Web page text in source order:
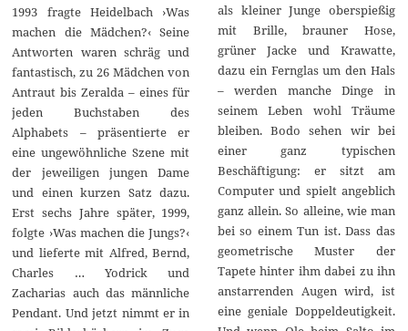
1993 fragte Heidelbach ›Was
machen die Mädchen?‹ Seine
Antworten waren schräg und
fantastisch, zu 26 Mädchen von
Antraut bis Zeralda – eines für
jeden Buchstaben des
Alphabets – präsentierte er
eine ungewöhnliche Szene mit
der jeweiligen jungen Dame
und einen kurzen Satz dazu.
Erst sechs Jahre später, 1999,
folgte ›Was machen die Jungs?‹
und lieferte mit Alfred, Bernd,
Charles … Yodrick und
Zacharias auch das männliche
Pendant. Und jetzt nimmt er in
als kleiner Junge oberspießig
mit Brille, brauner Hose,
grüner Jacke und Krawatte,
dazu ein Fernglas um den Hals
– werden manche Dinge in
seinem Leben wohl Träume
bleiben. Bodo sehen wir bei
einer ganz typischen
Beschäftigung: er sitzt am
Computer und spielt angeblich
ganz allein. So alleine, wie man
bei so einem Tun ist. Dass das
geometrische Muster der
Tapete hinter ihm dabei zu ihn
anstarrenden Augen wird, ist
eine geniale Doppeldeutigkeit.